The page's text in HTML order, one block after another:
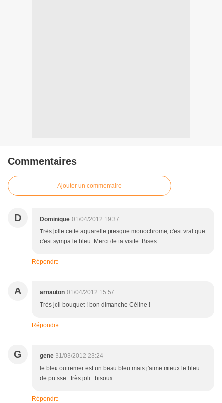
Commentaires
Ajouter un commentaire
D Dominique 01/04/2012 19:37
Très jolie cette aquarelle presque monochrome, c'est vrai que
c'est sympa le bleu. Merci de ta visite. Bises
Répondre
A arnauton 01/04/2012 15:57
Très joli bouquet ! bon dimanche Céline !
Répondre
G gene 31/03/2012 23:24
le bleu outremer est un beau bleu mais j'aime mieux le bleu
de prusse . très joli . bisous
Répondre